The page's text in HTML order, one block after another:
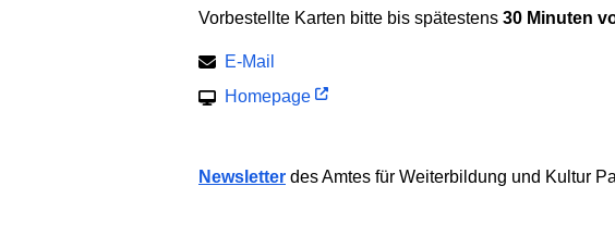
Vorbestellte Karten bitte bis spätestens 30 Minuten
E-Mail
Homepage
Newsletter des Amtes für Weiter­bildung und Kultur